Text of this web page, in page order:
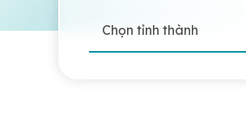
Chọn tỉnh thành